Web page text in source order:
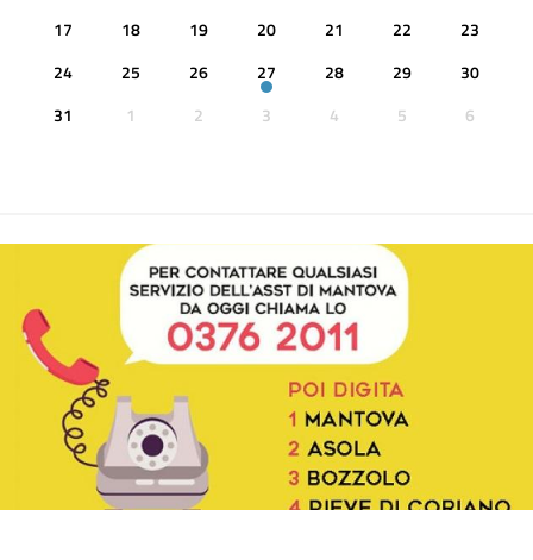
17
18 19 20 21 22
23
24
25 26 27 28 29
30
31
1 2 3 4 5 6